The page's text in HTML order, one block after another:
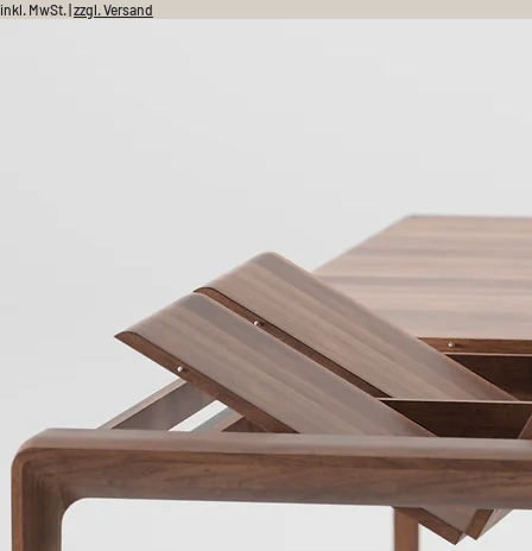
inkl. MwSt. zzgl. Versand